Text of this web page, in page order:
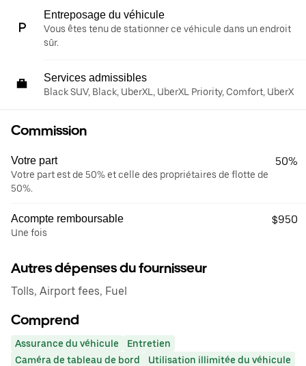
Entreposage du véhicule
Vous êtes tenu de stationner ce véhicule dans un endroit
sûr.
Services admissibles
Black SUV, Black, UberXL, UberXL Priority, Comfort, UberX
Commission
Votre part
Votre part est de 50% et celle des propriétaires de flotte de
50%.
50%
Acompte remboursable
Une fois
$950
Autres dépenses du fournisseur
Tolls, Airport fees, Fuel
Comprend
Assurance du véhicule
Entretien
Caméra de tableau de bord
Utilisation illimitée du véhicule